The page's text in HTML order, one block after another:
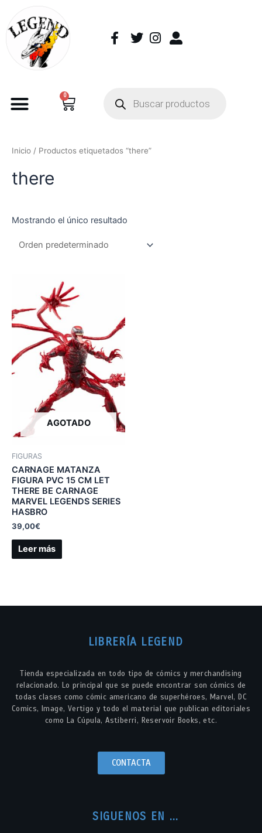
0
Inicio / Productos etiquetados “there”
there
Mostrando el único resultado
AGOTADO
FIGURAS
CARNAGE MATANZA
FIGURA PVC 15 CM LET
THERE BE CARNAGE
MARVEL LEGENDS SERIES
HASBRO
39,00€
Leer más
LIBRERÍA LEGEND
Tienda especializada en todo tipo de cómics y merchandising
relacionado. Lo principal que se puede encontrar son cómics de
todas clases como cómic americano de superhéroes, Marvel, DC
Comics, Image, Vertigo y todo el material que publican editoriales
como La Cúpula, Astiberri, Reservoir Books, etc.
CONTACTA
SIGUENOS EN ...